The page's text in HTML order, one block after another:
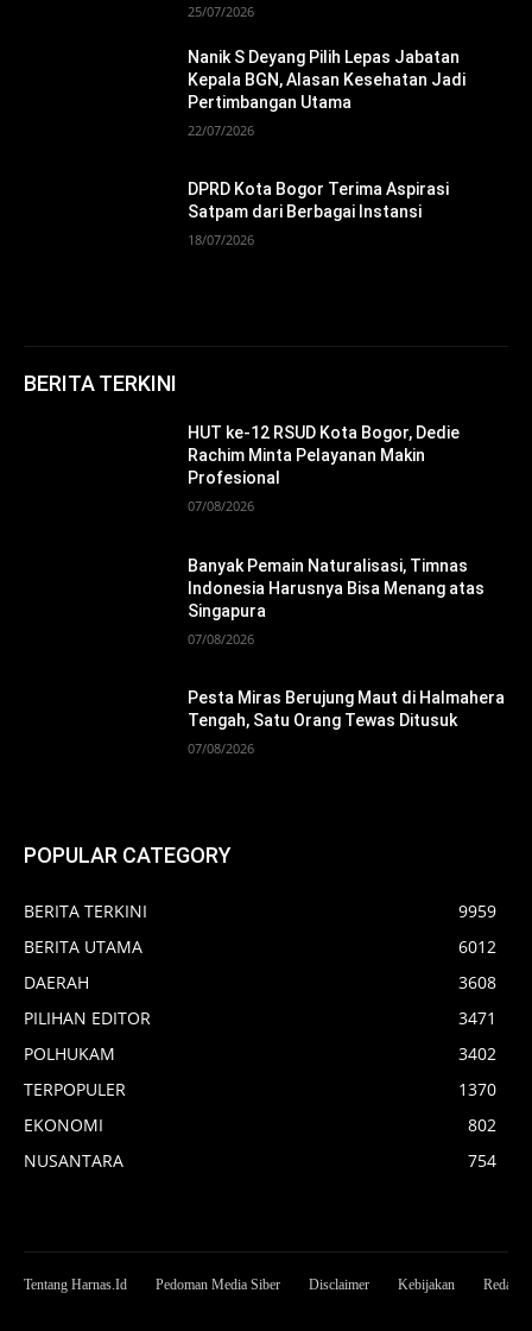
25/07/2026
Nanik S Deyang Pilih Lepas Jabatan
Kepala BGN, Alasan Kesehatan Jadi
Pertimbangan Utama
22/07/2026
DPRD Kota Bogor Terima Aspirasi
Satpam dari Berbagai Instansi
18/07/2026
BERITA TERKINI
HUT ke-12 RSUD Kota Bogor, Dedie
Rachim Minta Pelayanan Makin
Profesional
07/08/2026
Banyak Pemain Naturalisasi, Timnas
Indonesia Harusnya Bisa Menang atas
Singapura
07/08/2026
Pesta Miras Berujung Maut di Halmahera
Tengah, Satu Orang Tewas Ditusuk
07/08/2026
POPULAR CATEGORY
BERITA TERKINI
9959
BERITA UTAMA
6012
DAERAH
3608
PILIHAN EDITOR
3471
POLHUKAM
3402
TERPOPULER
1370
EKONOMI
802
NUSANTARA
754
Tentang Harnas.Id Pedoman Media Siber Disclaimer Kebijakan Redaksi